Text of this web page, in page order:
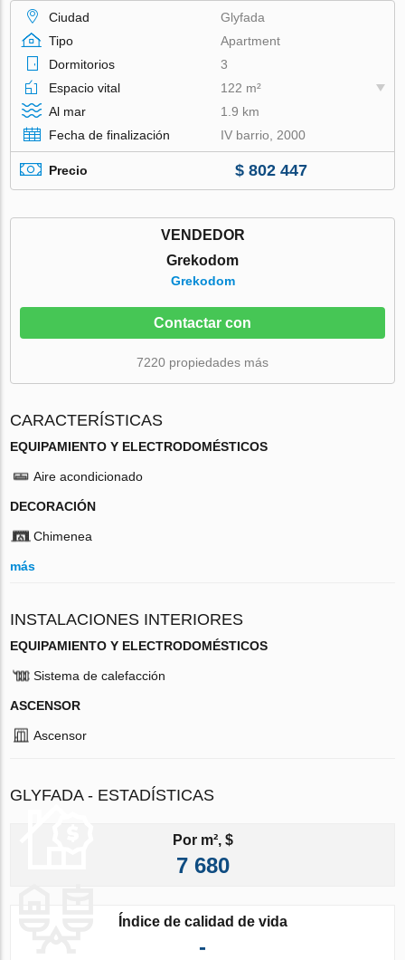
Ciudad
Glyfada
Tipo
Apartment
Dormitorios
3
Espacio vital
122 m²
Al mar
1.9 km
Fecha de finalización
IV barrio, 2000
Precio $ 802 447
VENDEDOR
Grekodom
Grekodom
Contactar con
7220 propiedades más
CARACTERÍSTICAS
EQUIPAMIENTO Y ELECTRODOMÉSTICOS
Aire acondicionado
DECORACIÓN
Chimenea
más
INSTALACIONES INTERIORES
EQUIPAMIENTO Y ELECTRODOMÉSTICOS
Sistema de calefacción
ASCENSOR
Ascensor
GLYFADA - ESTADÍSTICAS
Por m², $
7 680
Índice de calidad de vida
-